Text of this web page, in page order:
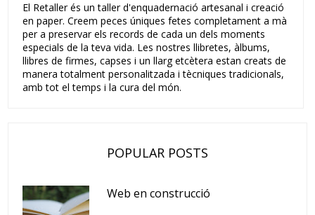
El Retaller és un taller d'enquadernació artesanal i creació
en paper. Creem peces úniques fetes completament a mà
per a preservar els records de cada un dels moments
especials de la teva vida. Les nostres llibretes, àlbums,
llibres de firmes, capses i un llarg etcètera estan creats de
manera totalment personalitzada i tècniques tradicionals,
amb tot el temps i la cura del món.
POPULAR POSTS
Web en construcció